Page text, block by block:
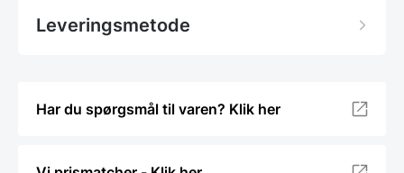
Leveringsmetode
Har du spørgsmål til varen? Klik her